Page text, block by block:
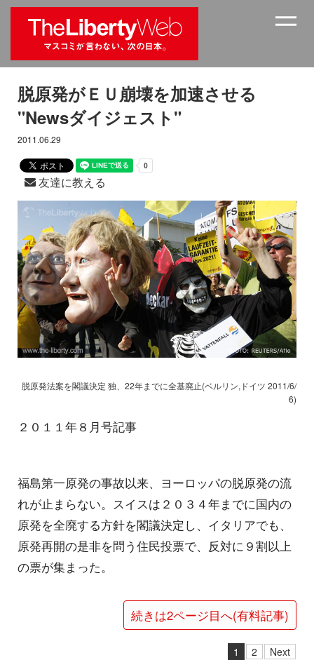
脱原発がＥＵ崩壊を加速させる
"Newsダイジェスト"
2011.06.29
友達に教える
脱原発法案を閣議決定 独、22年までに全基廃止(ベルリン,ドイツ 2011/6/
6)
２０１１年８月号記事
福島第一原発の事故以来、ヨーロッパの脱原発の流
れが止まらない。スイスは２０３４年までに国内の
原発を全廃する方針を閣議決定し、イタリアでも、
原発再開の是非を問う住民投票で、反対に９割以上
の票が集まった。
続きは2ページ目へ(有料記事)
1 2 Next